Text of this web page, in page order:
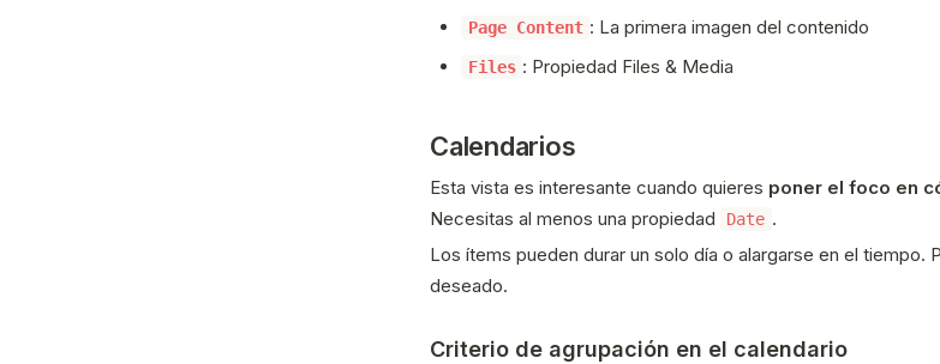
Page Content : La primera imagen del contenido
Files : Propiedad Files & Media
Calendarios
Esta vista es interesante cuando quieres poner el foco en
Necesitas al menos una propiedad
Date .
Los ítems pueden durar un solo día o alargarse en el tiempo.
deseado.
Criterio de agrupación en el calendario